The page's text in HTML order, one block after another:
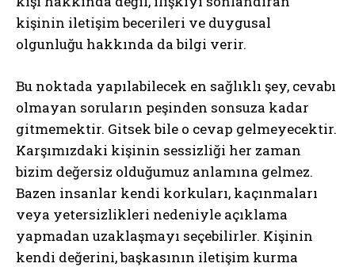
kişinin iletişim becerileri ve duygusal
olgunluğu hakkında da bilgi verir.
Bu noktada yapılabilecek en sağlıklı şey, cevabı
olmayan soruların peşinden sonsuza kadar
gitmemektir. Gitsek bile o cevap gelmeyecektir.
Karşımızdaki kişinin sessizliği her zaman
bizim değersiz olduğumuz anlamına gelmez.
Bazen insanlar kendi korkuları, kaçınmaları
veya yetersizlikleri nedeniyle açıklama
yapmadan uzaklaşmayı seçebilirler. Kişinin
kendi değerini, başkasının iletişim kurma